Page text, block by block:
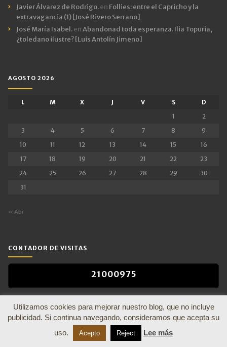
Javier Álvarez de Rodrigo.en Follies: entre el Capricho y la
extravagancia (1) [José Rivero Serrano]
José María Isabel.enAbandonad toda esperanza. Ilia Topuria,
¿toledano ilustre? [Luis Antolín Jimeno]
AGOSTO 2026
L M X J V S
D
1
2
3
4 5 6 7 8
9
10
11 12 13 14 15
16
17
18 19 20 21 22
23
24
25 26 27 28 29
30
31
« Abr
CONTADOR DE VISITAS
21 000975
Utilizamos cookies para mejorar nuestro blog, que no incluye
publicidad. Si continua navegando, consideramos que acepta su
uso.
Acepto Reject Lee más